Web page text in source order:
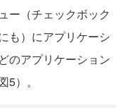
ー（チェックボック
も）にアプリケーシ
のアプリケーション
）。